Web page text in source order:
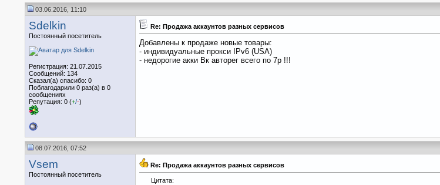
03.06.2016, 11:10
Sdelkin
Постоянный посетитель
Регистрация: 21.07.2015
Сообщений: 134
Сказал(а) спасибо: 0
Поблагодарили 0 раз(а) в 0
сообщениях
Репутация: 0 (+/-)
Re: Продажа аккаунтов разных сервисов
Добавлены к продаже новые товары:
- индивидуальные прокси IPv6 (USA)
- недорогие акки Вк авторег всего по 7р !!!
08.07.2016, 07:52
Vsem
Постоянный посетитель
Re: Продажа аккаунтов разных сервисов
Цитата: